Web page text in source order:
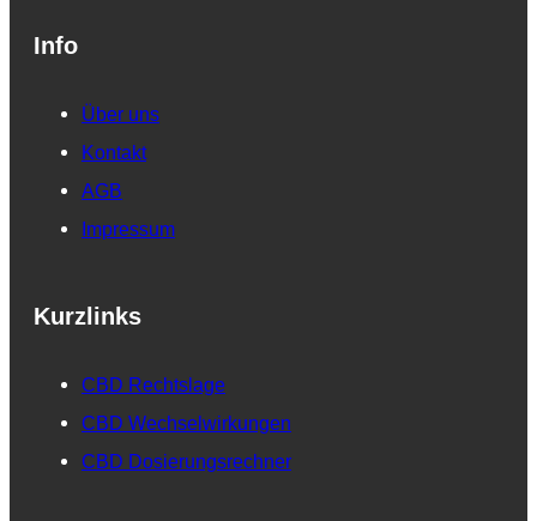
Info
Über uns
Kontakt
AGB
Impressum
Kurzlinks
CBD Rechtslage
CBD Wechselwirkungen
CBD Dosierungsrechner